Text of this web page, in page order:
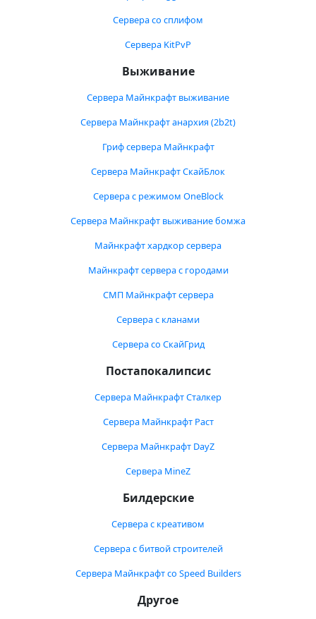
Сервера со сплифом
Сервера KitPvP
Выживание
Сервера Майнкрафт выживание
Сервера Майнкрафт анархия (2b2t)
Гриф сервера Майнкрафт
Сервера Майнкрафт СкайБлок
Сервера с режимом OneBlock
Сервера Майнкрафт выживание бомжа
Майнкрафт хардкор сервера
Майнкрафт сервера с городами
СМП Майнкрафт сервера
Сервера с кланами
Сервера со СкайГрид
Постапокалипсис
Сервера Майнкрафт Сталкер
Сервера Майнкрафт Раст
Сервера Майнкрафт DayZ
Сервера MineZ
Билдерские
Сервера с креативом
Сервера с битвой строителей
Сервера Майнкрафт со Speed Builders
Другое